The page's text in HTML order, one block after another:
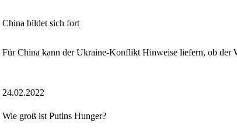
China bildet sich fort
Für China kann der Ukraine-Konflikt Hinweise liefern, ob der
24.02.2022
Wie groß ist Putins Hunger?